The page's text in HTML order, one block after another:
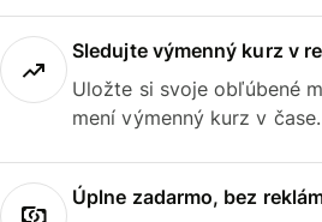
Sledujte výmenný kurz v
Uložte si svoje obľúbené
mení výmenný kurz v čase.
Úplne zadarmo, bez